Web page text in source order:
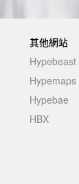
其他網站
Hypebeast
Hypemaps
Hypebae
HBX